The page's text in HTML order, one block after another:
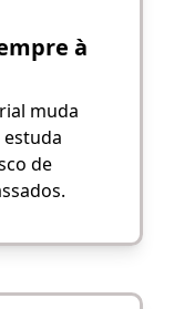
à
muda
estuda
de